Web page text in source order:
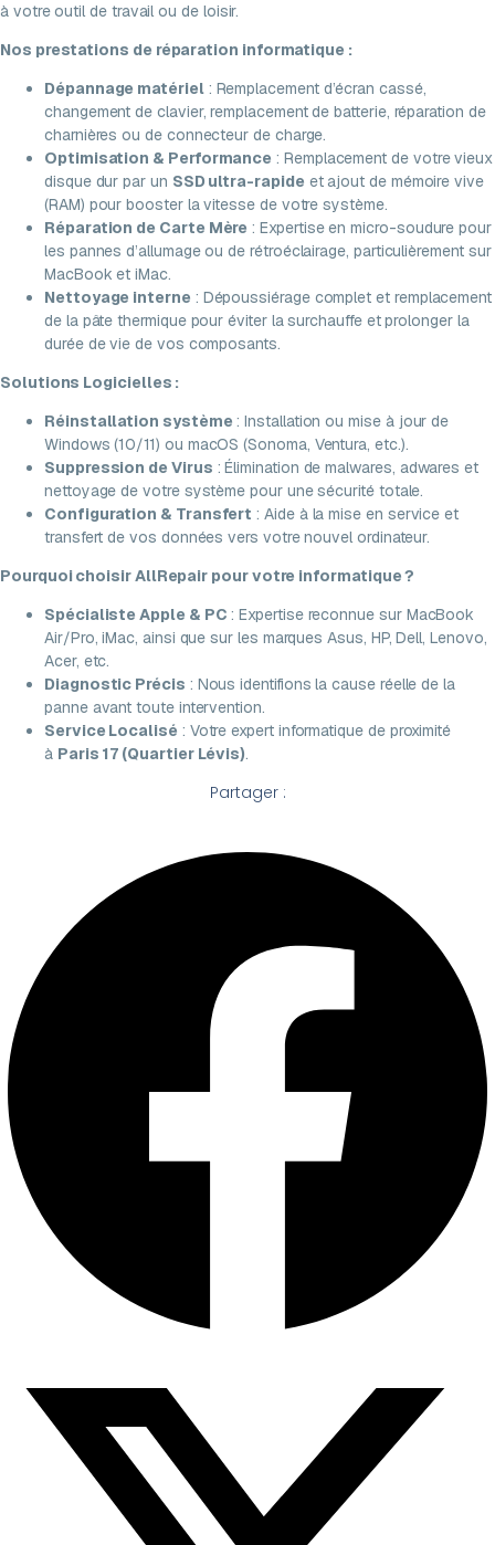
à votre outil de travail ou de loisir.
Nos prestations de réparation informatique :
Dépannage matériel: Remplacement d’écran cassé,
changement de clavier, remplacement de batterie, réparation de
charnières ou de connecteur de charge.
Optimisation & Performance : Remplacement de votre vieux
disque dur par un SSD ultra-rapide et ajout de mémoire vive
(RAM) pour booster la vitesse de votre système.
Réparation de Carte Mère : Expertise en micro-soudure pour
les pannes d’allumage ou de rétroéclairage, particulièrement sur
MacBook et iMac.
Nettoyage interne : Dépoussiérage complet et remplacement
de la pâte thermique pour éviter la surchauffe et prolonger la
durée de vie de vos composants.
Solutions Logicielles :
Réinstallation système : Installation ou mise à jour de
Windows (10/11) ou macOS (Sonoma, Ventura, etc.).
Suppression de Virus : Élimination de malwares, adwares et
nettoyage de votre système pour une sécurité totale.
Configuration & Transfert : Aide à la mise en service et
transfert de vos données vers votre nouvel ordinateur.
Pourquoi choisir AllRepair pour votre informatique ?
Spécialiste Apple & PC : Expertise reconnue sur MacBook
Air/Pro, iMac, ainsi que sur les marques Asus, HP, Dell, Lenovo,
Acer, etc.
Diagnostic Précis : Nous identifions la cause réelle de la
panne avant toute intervention.
Service Localisé : Votre expert informatique de proximité
à Paris 17 (Quartier Lévis).
Partager :